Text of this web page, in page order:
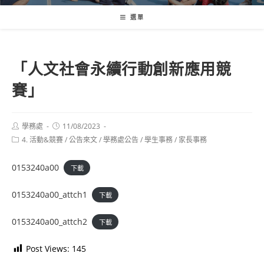
選單
「人文社會永續行動創新應用競
賽」
Post
author:
學務處
Post
published:
11/08/2023
Post4. 活動&競賽/公告來文/學務處公告/學生事務/ 家長事務
0153240a00 下載
0153240a00_attch1 下載
0153240a00_attch2 下載
Post Views: 145